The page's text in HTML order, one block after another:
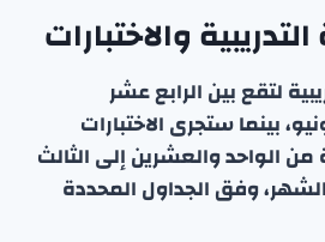
والاختبارات
لتقع بين الرابع عشر
بينما ستجرى الاختبارات
من الواحد والعشرين إلى الثالث
وفق الجداول المحددة